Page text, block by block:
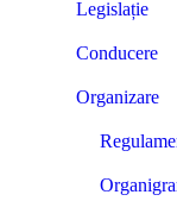
Legislație
Conducere
Organizare